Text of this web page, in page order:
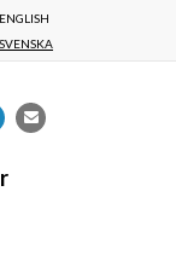
ENGLISH
SVENSKA